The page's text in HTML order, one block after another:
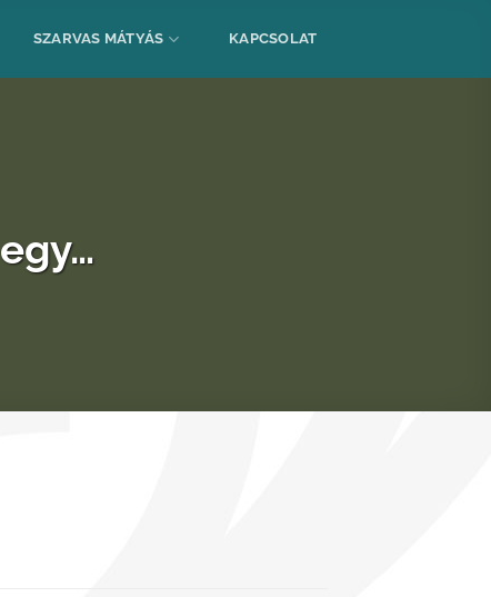
SZARVAS MÁTYÁS KAPCSOLAT